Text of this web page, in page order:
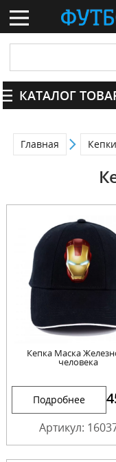
КАТАЛОГ
Главная Кепки
Кепка Маска
человека
Подробнее
Артикул: